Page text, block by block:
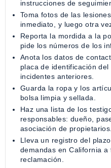
instrucciones de
Toma fotos de las lesiones y del lugar del incidente de
inmediato, y luego otra
Reporta la mordida a la policía y al control de animales;
pide los números de los
Anota los datos de contacto del dueño o cuidador, la
placa de identificación
incidentes anteriores.
Guarda la ropa y los artículos dañados sin lavar en una
bolsa limpia y sellada.
Haz una lista de los testigos y de todas las partes
responsables: dueño,
asociación de propietarios.
Lleva un registro del plazo de dos años para presentar
demandas en California a
reclamación.